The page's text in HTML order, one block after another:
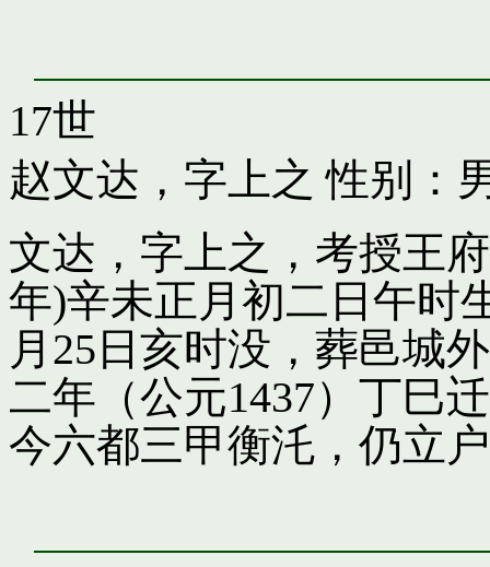
17世
赵文达，字上之 性别：
文达，字上之，考授王
年)辛未正月初二日午时
月25日亥时没，葬邑城
二年（公元1437）丁巳
今六都三甲衡汑，仍立